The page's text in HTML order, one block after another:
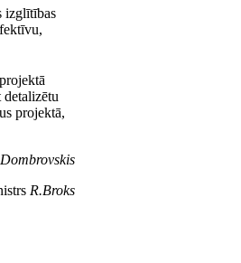
izglītības
detalizētu
projektā,
R.Broks